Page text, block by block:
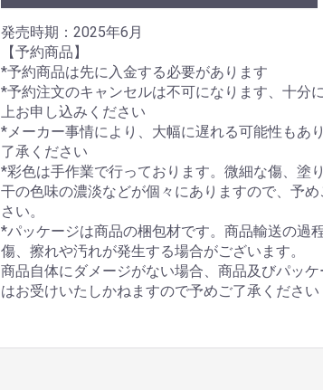
発売時期：2025年6月
【予約商品】
*予約商品は先に入金する必要があります
*予約注文のキャンセルは不可になります、十分
上お申し込みください
*メーカー事情により、大幅に遅れる可能性もあ
了承ください
*彩色は手作業で行っております。微細な傷、塗
干の色味の濃淡などが個々にありますので、予
さい。
*パッケージは商品の梱包材です。商品輸送の過
傷、擦れや汚れが発生する場合がございます。
商品自体にダメージがない場合、商品及びパッケ
はお受けいたしかねますので予めご了承ください